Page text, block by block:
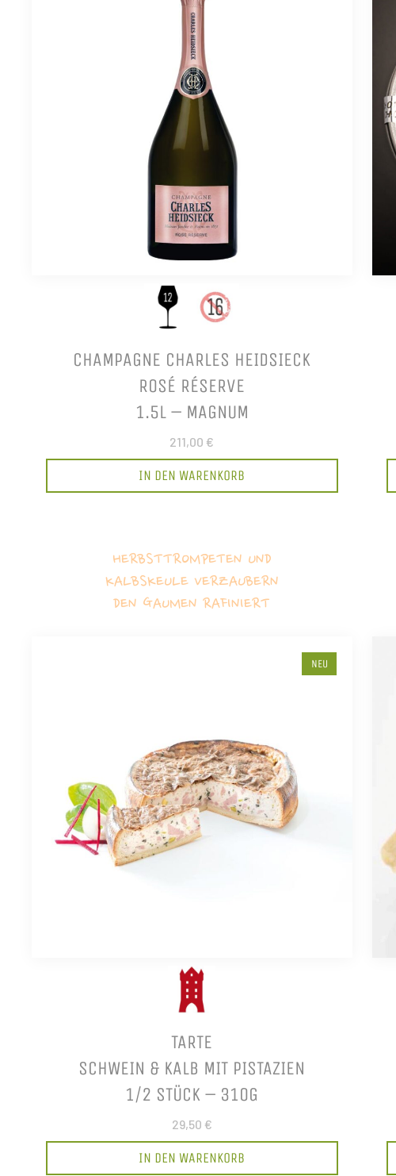
CHAMPAGNE CHARLES HEIDSIECK
ROSÉ RÉSERVE
1.5L – MAGNUM
211,00 €
IN DEN WARENKORB
HERBSTTROMPETEN UND
KALBSKEULE VERZAUBERN
DEN GAUMEN RAFINIERT
NEU
TARTE
SCHWEIN & KALB MIT PISTAZIEN
1/2 STÜCK – 310G
29,50 €
IN DEN WARENKORB